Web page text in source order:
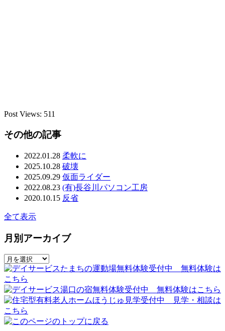
Post Views: 511
その他の記事
2022.01.28 柔軟に
2025.10.28 破壊
2025.09.29 仮面ライダー
2022.08.23 (有)長谷川パソコン工房
2020.10.15 反省
全て表示
月別アーカイブ